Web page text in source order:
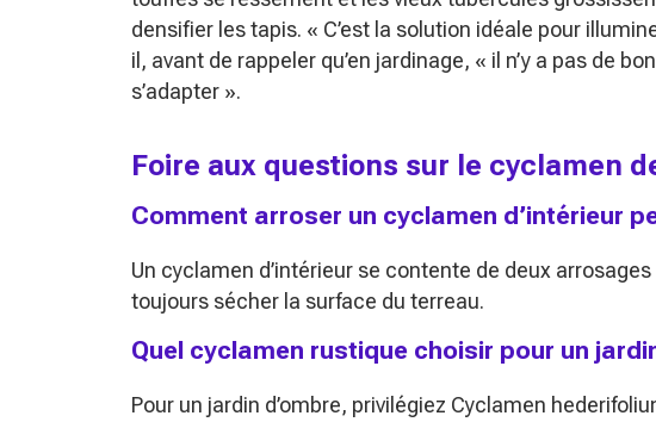
densifier les tapis. « C’est la solution idéale pour
il, avant de rappeler qu’en jardinage, « il n’y a pas de
s’adapter ».
Foire aux questions sur le cyclamen
Comment arroser un cyclamen d’intérieur
Un cyclamen d’intérieur se contente de deux
toujours sécher la surface du terreau.
Quel cyclamen rustique choisir pour un
Pour un jardin d’ombre, privilégiez Cyclamen